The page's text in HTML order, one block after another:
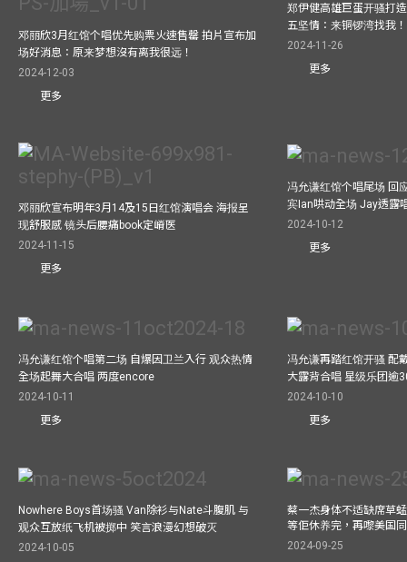
邓丽欣3月红馆个唱优先购票火速售罄 拍片宣布加
场好消息：原来梦想沒有离我很远！
2024-12-03
更多
郑伊健高雄巨蛋开骚打
五坚情：来铜锣湾找我！
2024-11-26
更多
邓丽欣宣布明年3月14及15日红馆演唱会 海报呈
现舒服感 镜头后腰痛book定嵴医
2024-11-15
更多
冯允谦红馆个唱尾场 回
宾Ian哄动全场 Jay透露
2024-10-12
更多
冯允谦红馆个唱第二场 自爆因卫兰入行 观众热情
全场起舞大合唱 两度encore
2024-10-11
更多
冯允谦再踏红馆开骚 配
大露背合唱 星级乐团逾
2024-10-10
更多
Nowhere Boys首场骚 Van除衫与Nate斗腹肌 与
观众互放纸飞机被掷中 笑言浪漫幻想破灭
2024-10-05
蔡一杰身体不适缺席草
等佢休养完，再嚟美国
2024-09-25